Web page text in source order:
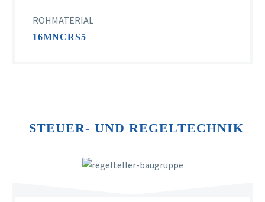
ROHMATERIAL
16MNCRS5
STEUER- UND REGELTECHNIK